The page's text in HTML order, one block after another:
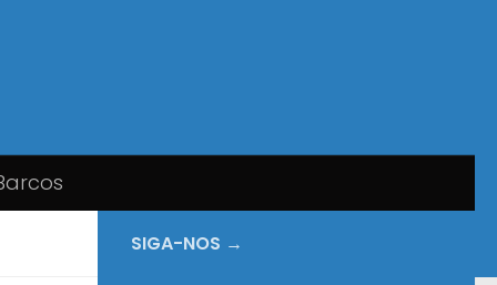
SIGA-NOS →